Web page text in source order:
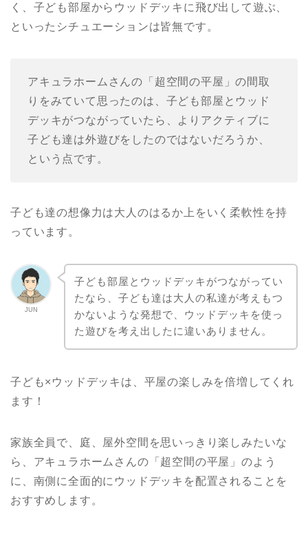
く、子ども部屋からウッドデッキに飛び出して遊ぶ、
といったシチュエーションは皆無です。
アキュラホームさんの「超空間の平屋」の間取
りをみていて思ったのは、子ども部屋とウッド
デッキがつながっていたら、よりアクティブに
子ども達は外遊びをしたのではないだろうか、
という点です。
子ども達の想像力は大人のはるか上をいく柔軟性を持
っています。
JUN
子ども部屋とウッドデッキがつながってい
たなら、子ども達は大人の私達が考えもつ
かないような発想で、ウッドデッキを使っ
た遊びを考え出したに違いありません。
子ども×ウッドデッキは、平屋の楽しみを倍増してくれ
ます！
家族全員で、庭、屋外空間を思いっきり楽しみたいな
ら、アキュラホームさんの「超空間の平屋」のよう
に、南側に全面的にウッドデッキを配置されることを
おすすめします。